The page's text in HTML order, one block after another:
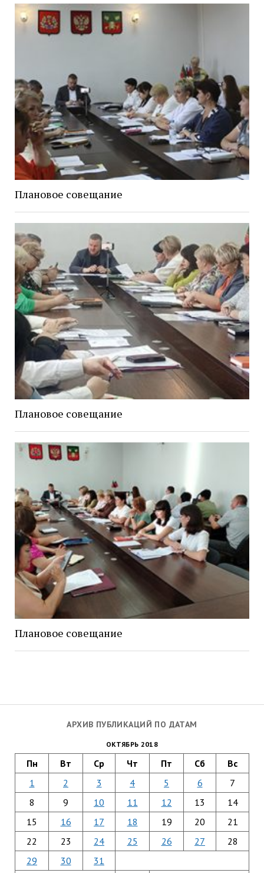
АРХИВ ПУБЛИКАЦИЙ ПО ДАТАМ
ОКТЯБРЬ 2018
Пн Вт Ср Чт Пт Сб Вс
1 2 3 4 5 6
7
8
9 10 11 12 13
14
15
16 17 18 19 20
21
22
23 24 25 26 27
28
29
30 31
Плановое совещание
Плановое совещание
Плановое совещание